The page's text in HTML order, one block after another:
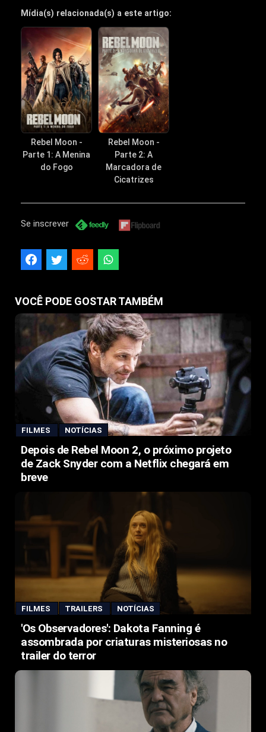
Mídia(s) relacionada(s) a este artigo:
Rebel Moon -
Parte 1: A Menina
do Fogo
Rebel Moon -
Parte 2: A
Marcadora de
Cicatrizes
Se inscrever
VOCÊ PODE GOSTAR TAMBÉM
FILMES NOTÍCIAS
Depois de Rebel Moon 2, o próximo projeto
de Zack Snyder com a Netflix chegará em
breve
FILMES TRAILERS NOTÍCIAS
'Os Observadores': Dakota Fanning é
assombrada por criaturas misteriosas no
trailer do terror